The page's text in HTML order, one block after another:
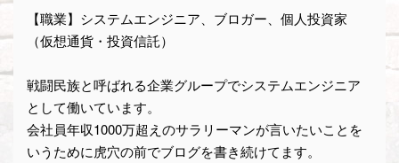
【職業】システムエンジニア、ブロガー、個人投資家
（仮想通貨・投資信託）
戦闘民族と呼ばれる企業グループでシステムエンジニア
として働いています。
会社員年収1000万超えのサラリーマンが言いたいことを
いうために虎穴の前でブログを書き続けてます。